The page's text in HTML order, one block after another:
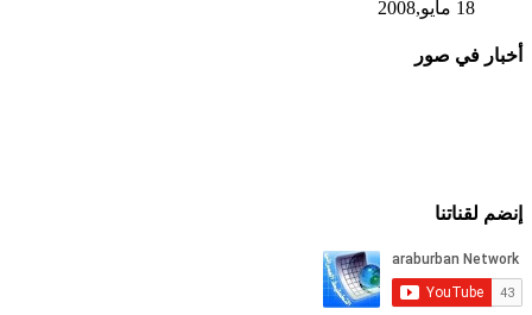
18 مايو,2008
أخبار في صور
إنضم لقناتنا